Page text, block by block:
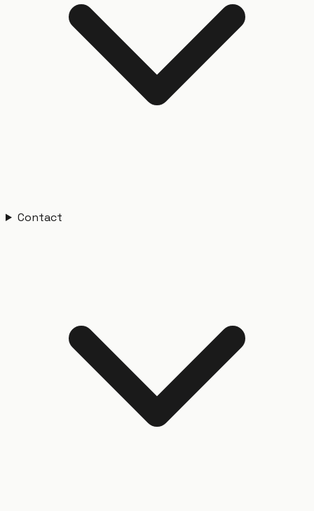
Contact